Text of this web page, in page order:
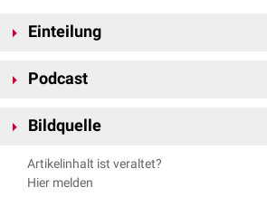
Einteilung
Ursprung und Ansatz am Handskelett bzw. am
Kurze Handmuskeln
Bei den kurzen Handmuskeln unterscheidet
radialseitig befindlichen
Podcast
Bildquelle
Bildquelle Podcast: © Douglas Lopez /
Artikelinhalt ist veraltet?
Hier melden